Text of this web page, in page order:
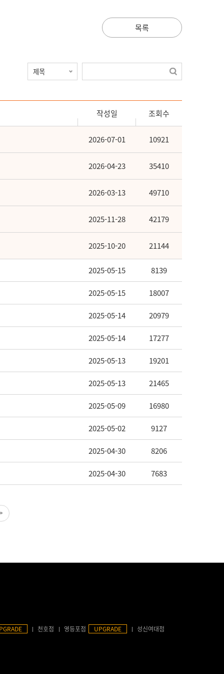
목록
작성일 조회수
2026-07-01 10921
2026-04-23 35410
2026-03-13 49710
2025-11-28 42179
2025-10-20 21144
2025-05-15 8139
2025-05-15 18007
2025-05-14 20979
2025-05-14 17277
2025-05-13 19201
2025-05-13 21465
2025-05-09 16980
2025-05-02 9127
2025-04-30 8206
2025-04-30 7683
천호점 영등포점 UPGRADE 성신여대점